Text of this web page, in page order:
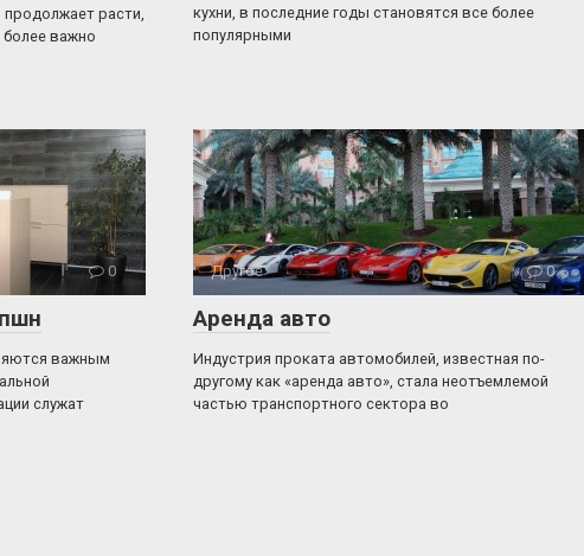
продолжает расти,
важно
кухни, в последние годы становятся все более
популярными
0
важным
служат
Другое 0
Аренда авто
Индустрия проката автомобилей, известная по-
другому как «аренда авто», стала неотъемлемой
частью транспортного сектора во